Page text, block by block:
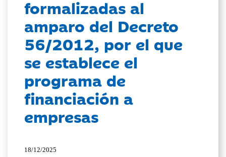
formalizadas al
amparo del Decreto
56/2012, por el que
se establece el
programa de
financiación a
empresas
18/12/2025